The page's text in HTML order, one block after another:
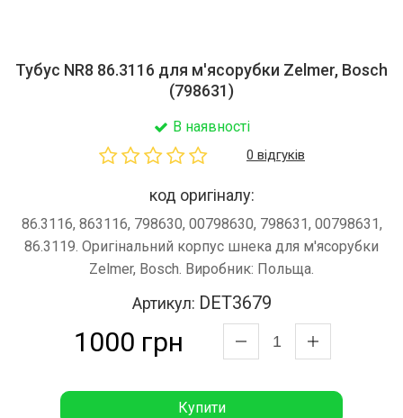
Тубус NR8 86.3116 для м'ясорубки Zelmer, Bosch
(798631)
В наявності
0 відгуків
код оригіналу:
86.3116, 863116, 798630, 00798630, 798631, 00798631,
86.3119. Оригінальний корпус шнека для м'ясорубки
Zelmer, Bosch. Виробник: Польща.
Артикул: DET3679
1000 грн
Купити